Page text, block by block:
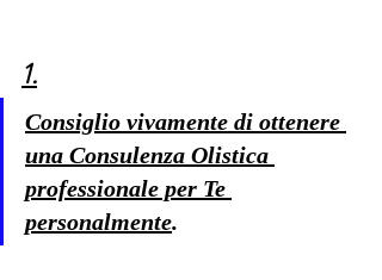
1.
Consiglio vivamente di ottenere
una Consulenza Olistica
professionale per Te
personalmente.